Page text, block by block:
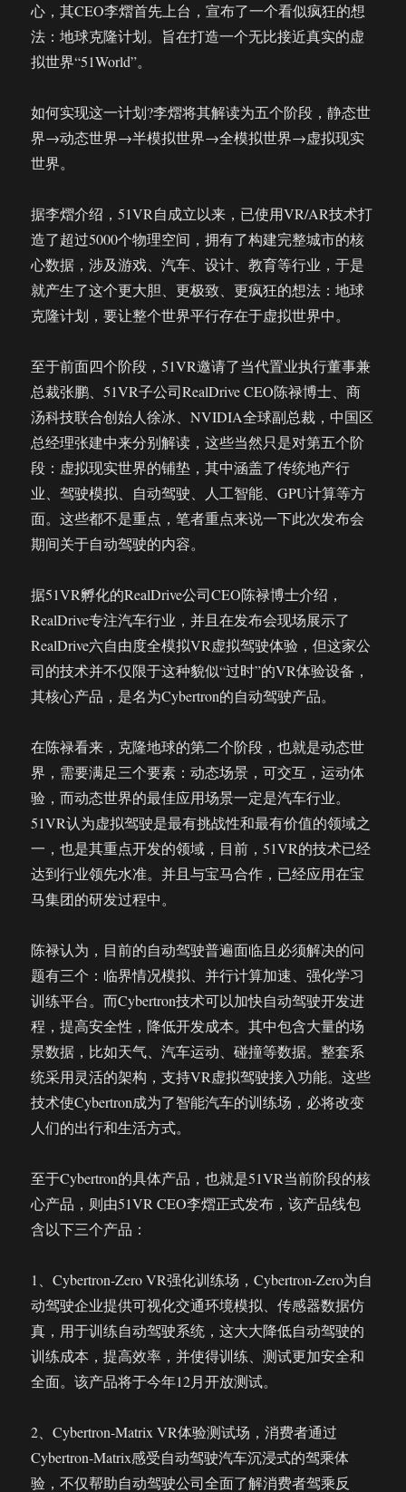
心，其CEO李熠首先上台，宣布了一个看似疯狂的想
法：地球克隆计划。旨在打造一个无比接近真实的虚
拟世界“51World”。
如何实现这一计划?李熠将其解读为五个阶段，静态世
界→动态世界→半模拟世界→全模拟世界→虚拟现实
世界。
据李熠介绍，51VR自成立以来，已使用VR/AR技术打
造了超过5000个物理空间，拥有了构建完整城市的核
心数据，涉及游戏、汽车、设计、教育等行业，于是
就产生了这个更大胆、更极致、更疯狂的想法：地球
克隆计划，要让整个世界平行存在于虚拟世界中。
至于前面四个阶段，51VR邀请了当代置业执行董事兼
总裁张鹏、51VR子公司RealDrive CEO陈禄博士、商
汤科技联合创始人徐冰、NVIDIA全球副总裁，中国区
总经理张建中来分别解读，这些当然只是对第五个阶
段：虚拟现实世界的铺垫，其中涵盖了传统地产行
业、驾驶模拟、自动驾驶、人工智能、GPU计算等方
面。这些都不是重点，笔者重点来说一下此次发布会
期间关于自动驾驶的内容。
据51VR孵化的RealDrive公司CEO陈禄博士介绍，
RealDrive专注汽车行业，并且在发布会现场展示了
RealDrive六自由度全模拟VR虚拟驾驶体验，但这家公
司的技术并不仅限于这种貌似“过时”的VR体验设备，
其核心产品，是名为Cybertron的自动驾驶产品。
在陈禄看来，克隆地球的第二个阶段，也就是动态世
界，需要满足三个要素：动态场景，可交互，运动体
验，而动态世界的最佳应用场景一定是汽车行业。
51VR认为虚拟驾驶是最有挑战性和最有价值的领域之
一，也是其重点开发的领域，目前，51VR的技术已经
达到行业领先水准。并且与宝马合作，已经应用在宝
马集团的研发过程中。
陈禄认为，目前的自动驾驶普遍面临且必须解决的问
题有三个：临界情况模拟、并行计算加速、强化学习
训练平台。而Cybertron技术可以加快自动驾驶开发进
程，提高安全性，降低开发成本。其中包含大量的场
景数据，比如天气、汽车运动、碰撞等数据。整套系
统采用灵活的架构，支持VR虚拟驾驶接入功能。这些
技术使Cybertron成为了智能汽车的训练场，必将改变
人们的出行和生活方式。
至于Cybertron的具体产品，也就是51VR当前阶段的核
心产品，则由51VR CEO李熠正式发布，该产品线包
含以下三个产品：
1、Cybertron-Zero VR强化训练场，Cybertron-Zero为自
动驾驶企业提供可视化交通环境模拟、传感器数据仿
真，用于训练自动驾驶系统，这大大降低自动驾驶的
训练成本，提高效率，并使得训练、测试更加安全和
全面。该产品将于今年12月开放测试。
2、Cybertron-Matrix VR体验测试场，消费者通过
Cybertron-Matrix感受自动驾驶汽车沉浸式的驾乘体
验，不仅帮助自动驾驶公司全面了解消费者驾乘反